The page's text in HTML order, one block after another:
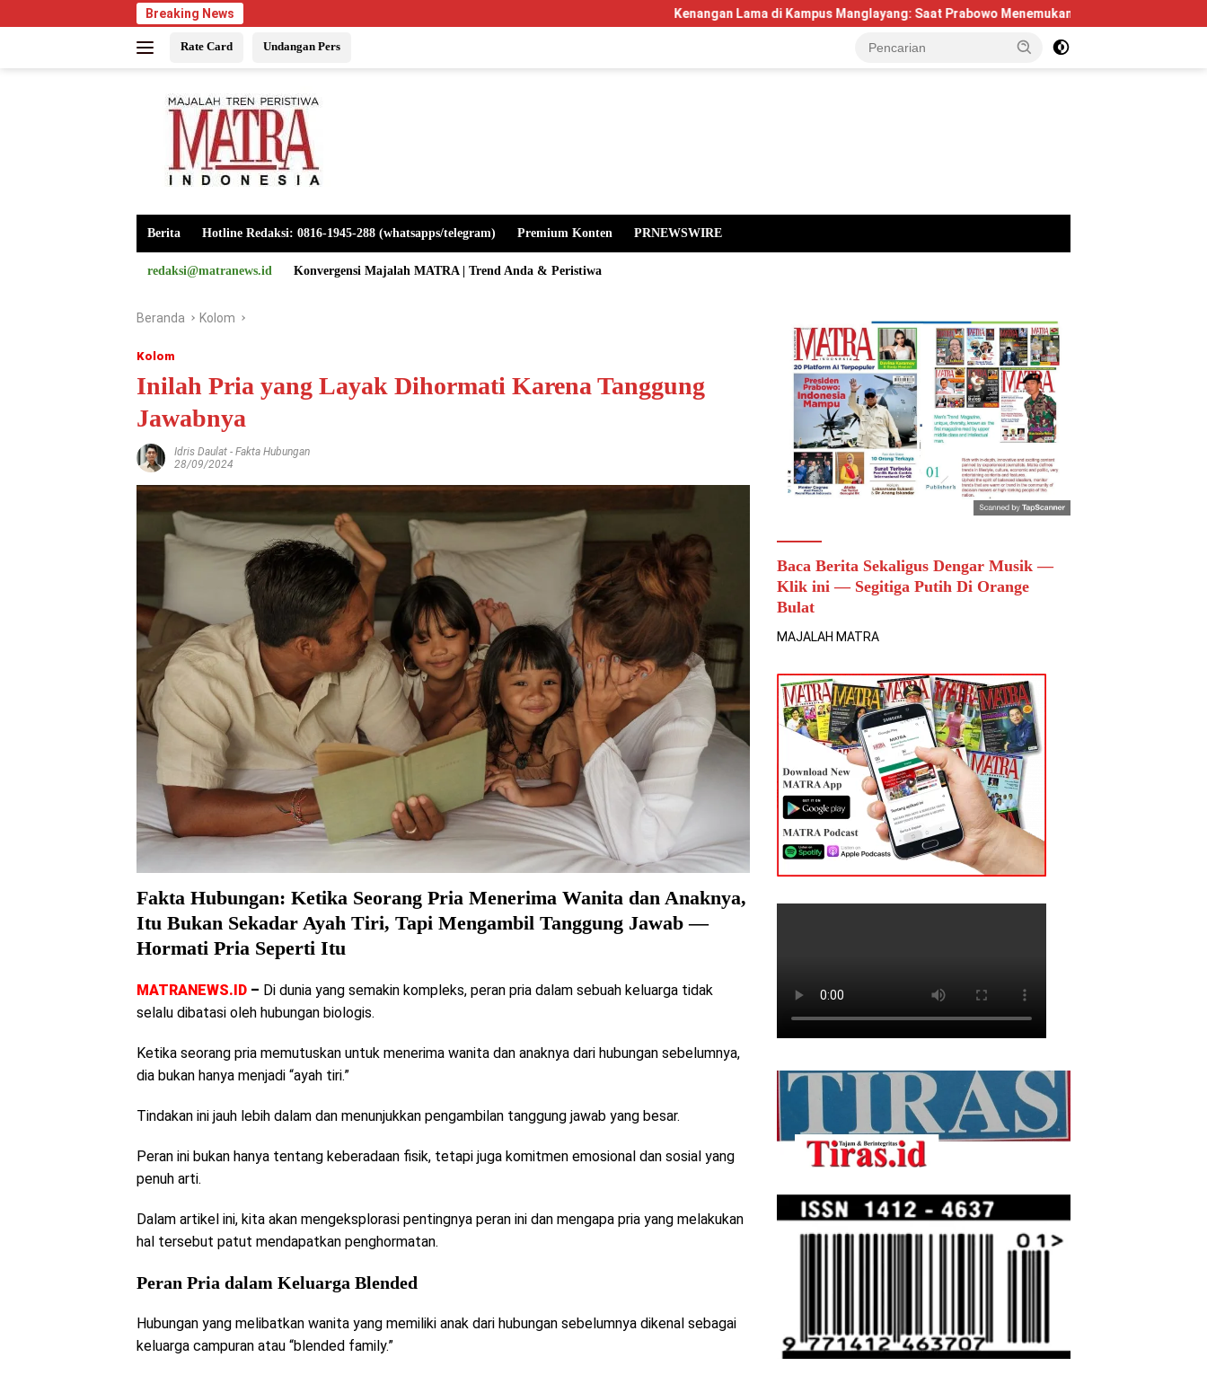
ke
Breaking News Kenangan Lama di Kampus Manglayang: Saat Prabowo Menemukan Kembali Jejak Sejarah IPDN
Rate Card Undangan Pers
Berita Hotline Redaksi: 0816-1945-288 (whatsapps/telegram) Premium Konten PRNEWSWIRE
redaksi@matranews.id Konvergensi Majalah MATRA | Trend Anda & Peristiwa
Beranda Kolom
Kolom
Inilah Pria yang Layak Dihormati Karena Tanggung
Jawabnya
Idris Daulat - Fakta Hubungan
28/09/2024
Fakta Hubungan: Ketika Seorang Pria Menerima Wanita dan Anaknya,
Itu Bukan Sekadar Ayah Tiri, Tapi Mengambil Tanggung Jawab —
Hormati Pria Seperti Itu
MATRANEWS.ID – Di dunia yang semakin kompleks, peran pria dalam sebuah keluarga tidak
selalu dibatasi oleh hubungan biologis.
Ketika seorang pria memutuskan untuk menerima wanita dan anaknya dari hubungan sebelumnya,
dia bukan hanya menjadi “ayah tiri.”
Tindakan ini jauh lebih dalam dan menunjukkan pengambilan tanggung jawab yang besar.
Peran ini bukan hanya tentang keberadaan fisik, tetapi juga komitmen emosional dan sosial yang
penuh arti.
Dalam artikel ini, kita akan mengeksplorasi pentingnya peran ini dan mengapa pria yang melakukan
hal tersebut patut mendapatkan penghormatan.
Peran Pria dalam Keluarga Blended
Hubungan yang melibatkan wanita yang memiliki anak dari hubungan sebelumnya dikenal sebagai
keluarga campuran atau “blended family.”
Baca Berita Sekaligus Dengar Musik —
Klik ini — Segitiga Putih Di Orange
Bulat
MAJALAH MATRA